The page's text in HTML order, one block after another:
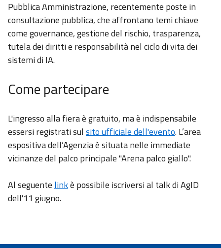
Pubblica Amministrazione, recentemente poste in
consultazione pubblica, che affrontano temi chiave
come governance, gestione del rischio, trasparenza,
tutela dei diritti e responsabilità nel ciclo di vita dei
sistemi di IA.
Come partecipare
L'ingresso alla fiera è gratuito, ma è indispensabile
essersiregistrati sulsito ufficiale dell'evento. L’area
espositiva dell’Agenzia è situata nelle immediate
vicinanze del palco principale "Arena palco giallo".
Al seguente linkè possibile iscriversi al talk di AgID
dell'11 giugno.